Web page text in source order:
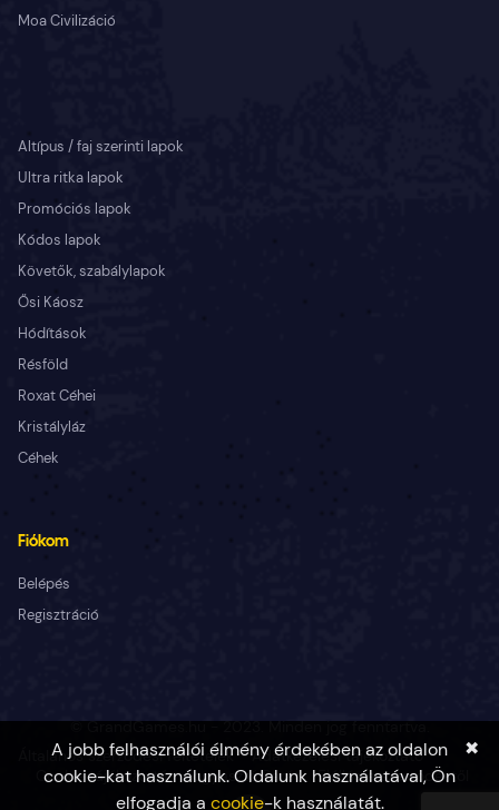
Moa Civilizáció
Altípus / faj szerinti lapok
Ultra ritka lapok
Promóciós lapok
Kódos lapok
Követők, szabálylapok
Ősi Káosz
Hódítások
Résföld
Roxat Céhei
Kristályláz
Céhek
Fiókom
Belépés
Regisztráció
© GrandGames.hu - 2023. Minden jog fenntartva.
Általános szerződési feltételek
Adatkezelési tájékoztató
Cookie tájékoztató
Fogyasztó Barát Elállás a szerződéstől
A jobb felhasználói élmény érdekében az oldalon
cookie-kat használunk. Oldalunk használatával, Ön
elfogadja a cookie-k használatát.
✖